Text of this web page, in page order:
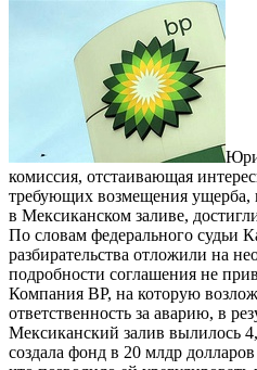
комиссия, отстаивающая
требующих возмещения ущерба,
в Мексиканском заливе,
По словам федерального судьи
разбирательства отложили на
подробности соглашения не
Компания BP, на которую
ответственность за аварию, в
Мексиканский залив вылилось
создала фонд в 20 млдр